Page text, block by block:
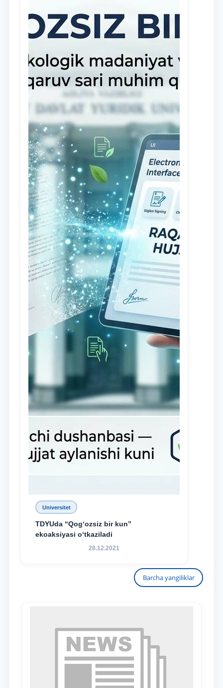
Universitet
TDYUda “Qog‘ozsiz bir kun”
ekoaksiyasi o‘tkaziladi
28.12.2021
Barcha yangiliklar